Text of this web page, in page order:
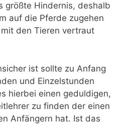
größte Hindernis, deshalb
auf die Pferde zugehen
den Tieren vertraut
ist sollte zu Anfang
und Einzelstunden
hierbei einen geduldigen,
zu finden der einen
Anfängern hat. Ist das